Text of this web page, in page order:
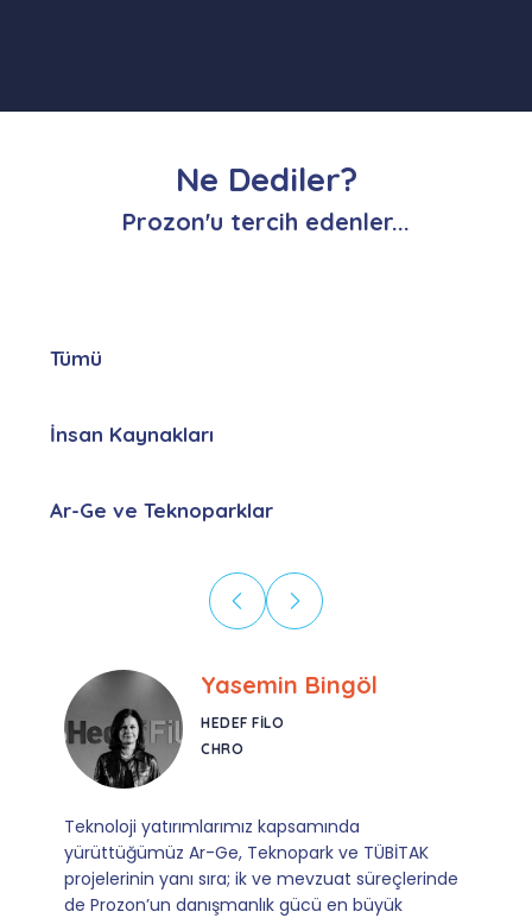
Ne Dediler?
Prozon'u tercih edenler...
Tümü
İnsan Kaynakları
Ar-Ge ve Teknoparklar
Ebru Kural
CORESYS
SATIŞ YÖNETICISI
Mevzuata uyum, başvuru ve izleme adımlarında
sağladıkları kusursuz yönlendirme sayesinde artık
operasyonlarımızı sıfır kaygı ve tam güvenle
yürütüyoruz. İş birliğimizi bizim için asıl değerli